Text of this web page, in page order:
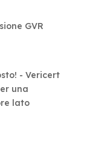
GVR
- Vericert
una
lato